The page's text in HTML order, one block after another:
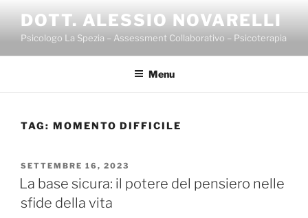
contenuto
DOTT. ALESSIO NOVARELLI
Psicologo La Spezia – Assessment Collaborativo – Psicoterapia
Menu
TAG: MOMENTO DIFFICILE
PUBBLICATO
IL
SETTEMBRE 16, 2023
La base sicura: il potere del pensiero nelle
sfide della vita